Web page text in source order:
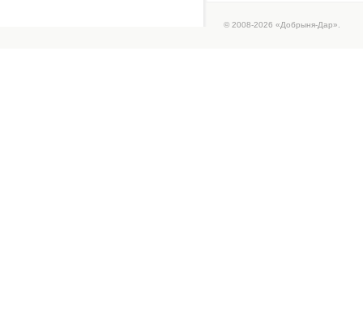
© 2008-2026 «Добрыня-Дар».